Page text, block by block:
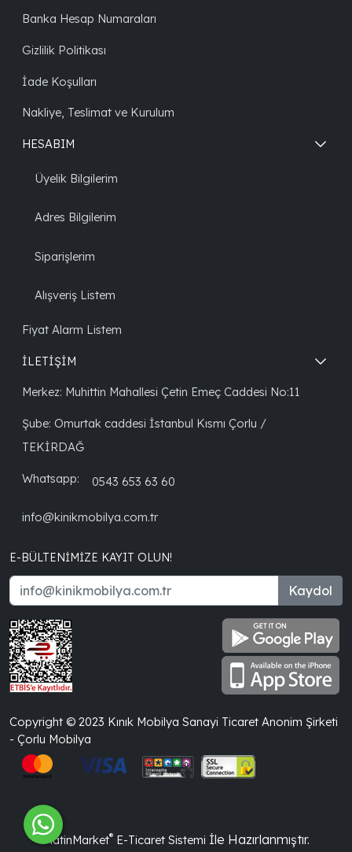
Banka Hesap Numaraları
Gizlilik Politikası
İade Koşulları
Nakliye, Teslimat ve Kurulum
HESABIM
Üyelik Bilgilerim
Adres Bilgilerim
Siparişlerim
Alışveriş Listem
Fiyat Alarm Listem
İLETİŞİM
Merkez: Muhittin Mahallesi Çetin Emeç Caddesi No:11
Şube: Omurtak caddesi İstanbul Kısmı Çorlu /
TEKİRDAĞ
Whatsapp: 0543 653 63 60
info@kinikmobilya.com.tr
E-BÜLTENIMIZE KAYIT OLUN!
Kaydol
Copyright © 2023 Kınık Mobilya Sanayi Ticaret Anonim Şirketi
- Çorlu Mobilya
PlatinMarket® E-Ticaret Sistemi İle Hazırlanmıştır.